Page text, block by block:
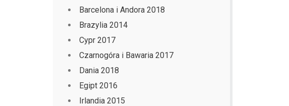
Barcelona i Andora 2018
Brazylia 2014
Cypr 2017
Czarnogóra i Bawaria 2017
Dania 2018
Egipt 2016
Irlandia 2015